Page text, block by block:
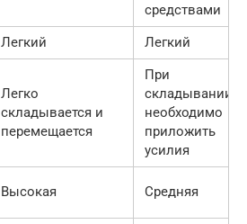
средствами
Легкий Легкий
Легко
складывается и
перемещается
При
складывании
необходимо
приложить
усилия
Высокая Средняя